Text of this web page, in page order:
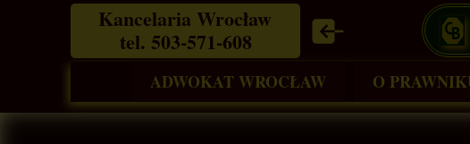
Kancelaria Wrocław
tel. 503-571-608
ADWOKAT WROCŁAW O